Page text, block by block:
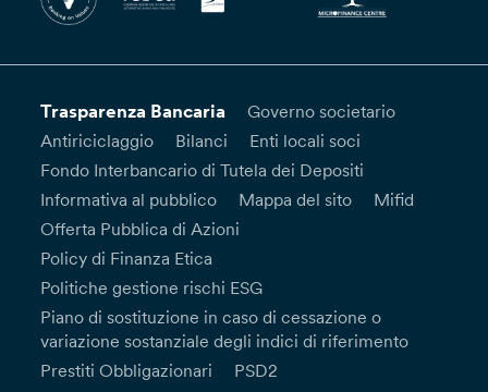
Trasparenza Bancaria
Governo societario
Antiriciclaggio
Bilanci
Enti locali soci
Fondo Interbancario di Tutela dei Depositi
Informativa al pubblico
Mappa del sito
Mifid
Offerta Pubblica di Azioni
Policy di Finanza Etica
Politiche gestione rischi ESG
Piano di sostituzione in caso di cessazione o
variazione sostanziale degli indici di riferimento
Prestiti Obbligazionari
PSD2